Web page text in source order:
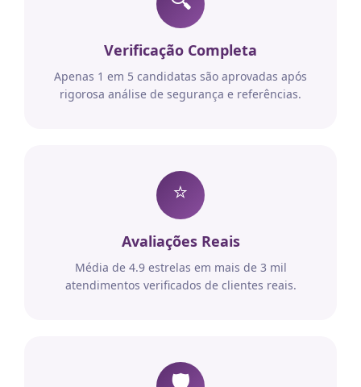
Verificação Completa
Apenas 1 em 5 candidatas são aprovadas após
rigorosa análise de segurança e referências.
⭐
Avaliações Reais
Média de 4.9 estrelas em mais de 3 mil
atendimentos verificados de clientes reais.